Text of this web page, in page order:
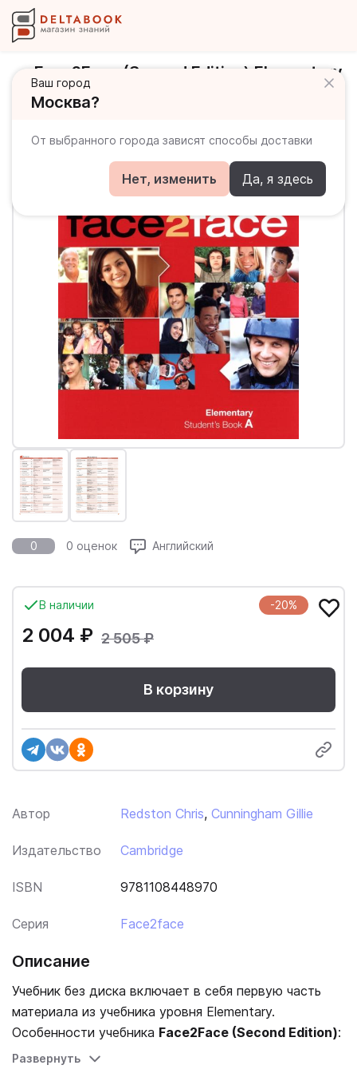
Ваш город
Москва?
От выбранного города зависят способы доставки
Нет, изменить Да, я здесь
Face2Face (Second Edition) Elementary
Student`s book A / Учебник Часть А
0 0 оценок Английский
Автор Redston Chris, Cunningham Gillie
Издательство Cambridge
ISBN 9781108448970
Серия Face2face
В наличии -20%
2 004 ₽ 2 505 ₽
В корзину
Описание
Учебник без диска включает в себя первую часть
материала из учебника уровня Elementary.
Особенности учебника Face2Face (Second Edition):
- 12 тематических модулей по 4 урока, каждый
Развернуть